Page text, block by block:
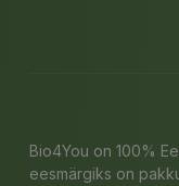
Bio4You on 100%
eesmärgiks on